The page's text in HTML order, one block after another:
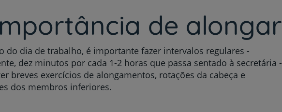
de alongar
do dia de trabalho, é importante fazer intervalos regulares -
dez minutos por cada 1-2 horas que passa sentado à secretária -
breves exercícios de alongamentos, rotações da cabeça e
dos membros inferiores.